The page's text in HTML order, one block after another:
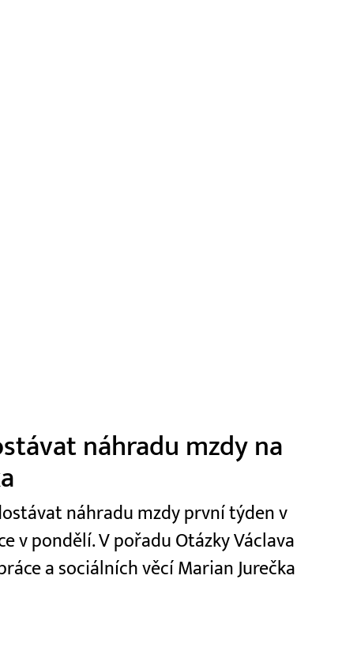
náhradu mzdy na
náhradu mzdy první týden v
v pondělí. V pořadu Otázky Václava
a sociálních věcí Marian Jurečka